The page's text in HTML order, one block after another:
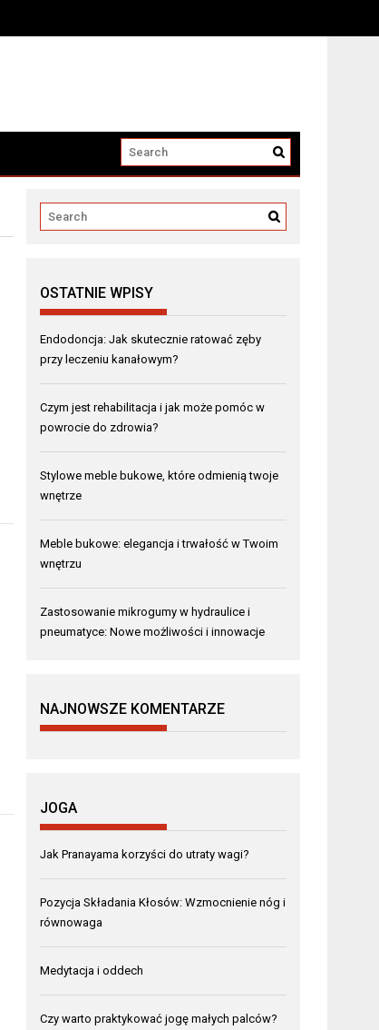
OSTATNIE WPISY
Endodoncja: Jak skutecznie ratować zęby
przy leczeniu kanałowym?
Czym jest rehabilitacja i jak może pomóc w
powrocie do zdrowia?
Stylowe meble bukowe, które odmienią twoje
wnętrze
Meble bukowe: elegancja i trwałość w Twoim
wnętrzu
Zastosowanie mikrogumy w hydraulice i
pneumatyce: Nowe możliwości i innowacje
NAJNOWSZE KOMENTARZE
JOGA
Jak Pranayama korzyści do utraty wagi?
Pozycja Składania Kłosów: Wzmocnienie nóg i
równowaga
Medytacja i oddech
Czy warto praktykować jogę małych palców?